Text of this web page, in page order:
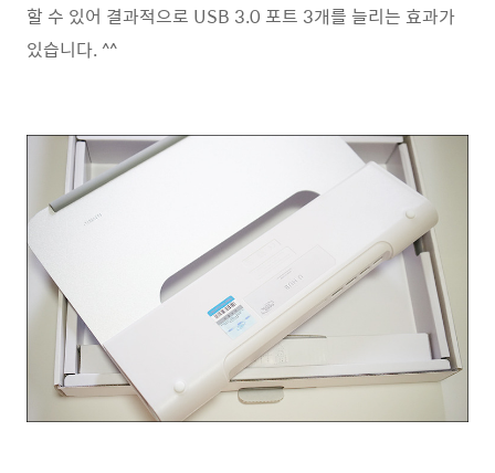
할 수 있어 결과적으로 USB 3.0 포트 3개를 늘리는 효과가
있습니다. ^^